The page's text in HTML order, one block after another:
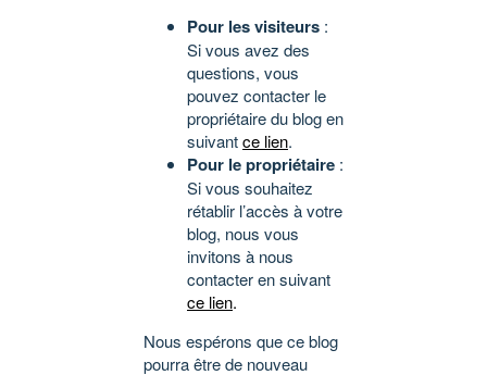
Pour les visiteurs :
Si vous avez des
questions, vous
pouvez contacter le
propriétaire du blog en
suivantce lien.
Pour le propriétaire :
Si vous souhaitez
rétablir l’accès à votre
blog, nous vous
invitons à nous
contacter en suivant
ce lien.
Nous espérons que ce blog
pourra être de nouveau